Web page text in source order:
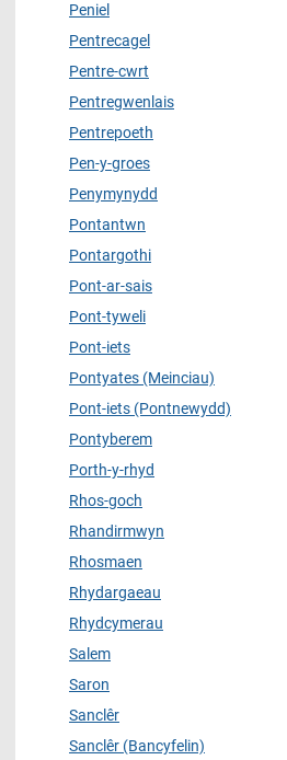
Peniel
Pentrecagel
Pentre-cwrt
Pentregwenlais
Pentrepoeth
Pen-y-groes
Penymynydd
Pontantwn
Pontargothi
Pont-ar-sais
Pont-tyweli
Pont-iets
Pontyates (Meinciau)
Pont-iets (Pontnewydd)
Pontyberem
Porth-y-rhyd
Rhos-goch
Rhandirmwyn
Rhosmaen
Rhydargaeau
Rhydcymerau
Salem
Saron
Sanclêr
Sanclêr (Bancyfelin)